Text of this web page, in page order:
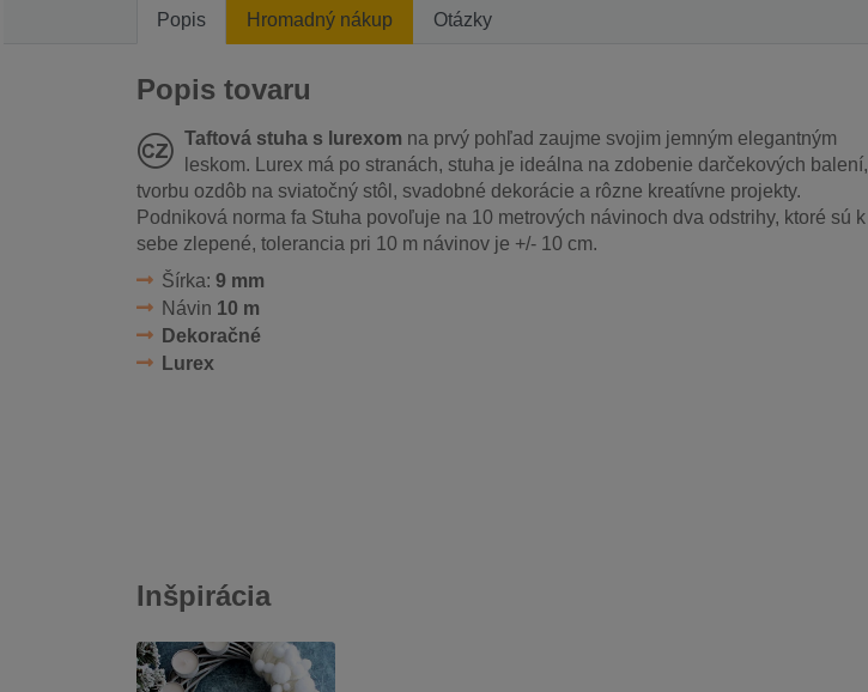
Popis Hromadný nákup Otázky
Popis tovaru
Taftová stuha s lurexom na prvý pohľad zaujme svojim jemným elegantným
leskom. Lurex má po stranách, stuha je ideálna na zdobenie darčekových balení,
tvorbu ozdôb na sviatočný stôl, svadobné dekorácie a rôzne kreatívne projekty.
Podniková norma fa Stuha povoľuje na 10 metrových návinoch dva odstrihy, ktoré sú k
sebe zlepené, tolerancia pri 10 m návinov je +/- 10 cm.
Šírka: 9 mm
Návin 10 m
Dekoračné
Lurex
Inšpirácia